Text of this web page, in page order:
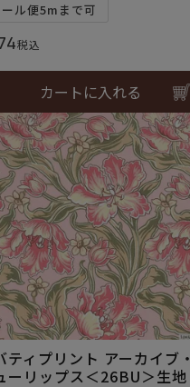
ル便5mまで可
税込
カートに入れる
ティプリント アーカイブ・
ーリップス＜26BU＞生地